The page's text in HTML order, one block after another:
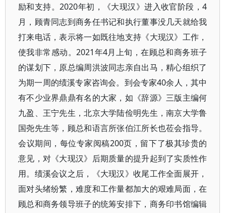
励和支持。2020年初，《大现汉》进入收官阶段，4
月，顾青同志到商务任书记和执行董事没几天就给我
打来电话，表示将一如既往地支持《大现汉》工作，
使我非常感动。2021年4月上旬，在顾总和商务班子
的谋划下，原总编周洪波同志亲自出马，精心组织了
为期一周的绩溪专家咨询会。到会专家40余人，其中
有不少业界鼎鼎有名的大家，如《辞源》三版主编何
九盈、王宁先生，北京大学陆俭明先生，南京大学鲁
国尧先生等，顾总和语言所张伯江所长也莅会指导。
会议期间，每位专家阅稿200页，留下了极其珍贵的
意见，对《大现汉》后期质量的提升起到了实质性作
用。绩溪会议之后，《大现汉》收尾工作全面展开，
面对头绪纷繁，难度和工作量都加大的艰难局面，在
顾总和商务领导班子的统筹安排下，商务印书馆编辑